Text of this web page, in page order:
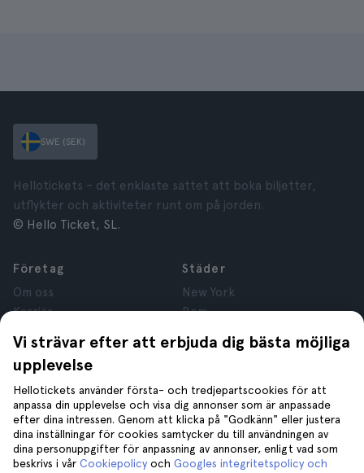
Vi strävar efter att erbjuda dig bästa möjliga
upplevelse
Hellotickets använder första- och tredjepartscookies för att
anpassa din upplevelse och visa dig annonser som är anpassade
efter dina intressen. Genom att klicka på "Godkänn" eller justera
dina inställningar för cookies samtycker du till användningen av
dina personuppgifter för anpassning av annonser, enligt vad som
beskrivs i vår Cookiepolicy och Googles integritetspolicy och
SWE (SEK)
Hellotickets – det enklaste sättet att boka biljetter,
utflykter och aktiviteter runt om på jorden.
© Hello Ticket, SL.
Företag
Om oss
Karriär
Recensioner
Sekretess
Regler och villkor
Juridisk Rådgivning
Cookies
Städer
New York
Rom
London
Kraków
Tenerife